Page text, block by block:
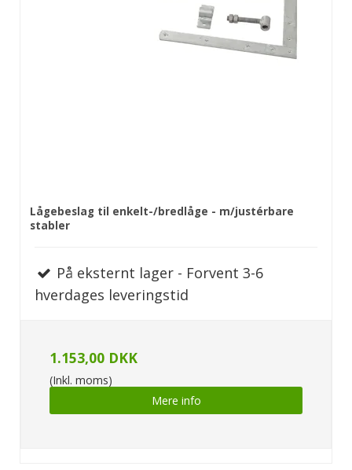
Lågebeslag til enkelt-/bredlåge - m/justérbare
stabler
På eksternt lager - Forvent 3-6
hverdages leveringstid
1.153,00 DKK
(Inkl. moms)
Mere info